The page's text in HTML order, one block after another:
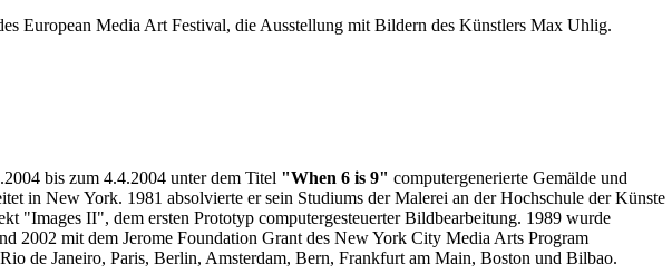
European Media Art Festival, die Ausstellung mit Bildern des Künstlers Max Uhlig.
bis zum 4.4.2004 unter dem Titel "When 6 is 9" computergenerierte Gemälde und
in New York. 1981 absolvierte er sein Studiums der Malerei an der Hochschule der Künste
"Images II", dem ersten Prototyp computergesteuerter Bildbearbeitung. 1989 wurde
mit dem Jerome Foundation Grant des New York City Media Arts Program
de Janeiro, Paris, Berlin, Amsterdam, Bern, Frankfurt am Main, Boston und Bilbao.